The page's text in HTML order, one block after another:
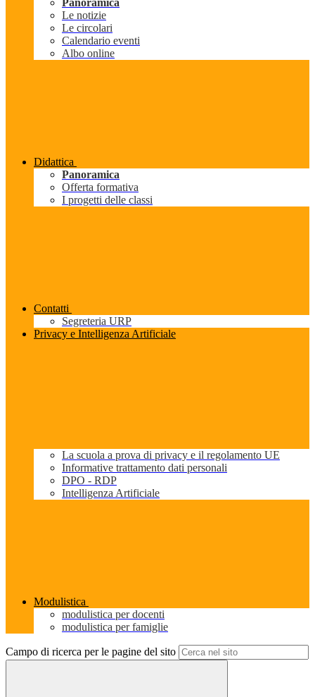
Panoramica
Le notizie
Le circolari
Calendario eventi
Albo online
Didattica
Panoramica
Offerta formativa
I progetti delle classi
Contatti
Segreteria URP
Privacy e Intelligenza Artificiale
La scuola a prova di privacy e il regolamento UE
Informative trattamento dati personali
DPO - RDP
Intelligenza Artificiale
Modulistica
modulistica per docenti
modulistica per famiglie
Campo di ricerca per le pagine del sito